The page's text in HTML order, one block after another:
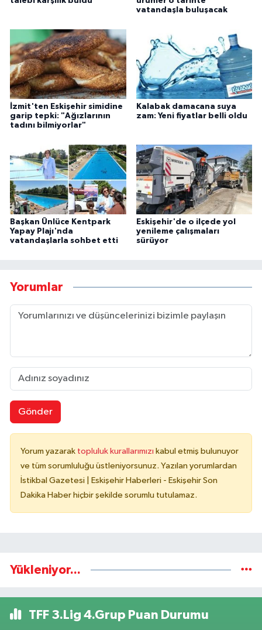
vatandaşla buluşacak
İzmit'ten Eskişehir simidine
garip tepki: "Ağızlarının
tadını bilmiyorlar"
Kalabak damacana suya
zam: Yeni fiyatlar belli oldu
Başkan Ünlüce Kentpark
Yapay Plajı'nda
vatandaşlarla sohbet etti
Eskişehir'de o ilçede yol
yenileme çalışmaları
sürüyor
Yorumlar
Gönder
Yorum yazarak topluluk kurallarımızı kabul etmiş bulunuyor
ve tüm sorumluluğu üstleniyorsunuz. Yazılan yorumlardan
İstikbal Gazetesi | Eskişehir Haberleri - Eskişehir Son
Dakika Haber hiçbir şekilde sorumlu tutulamaz.
Yükleniyor...
TFF 3.Lig 4.Grup Puan Durumu